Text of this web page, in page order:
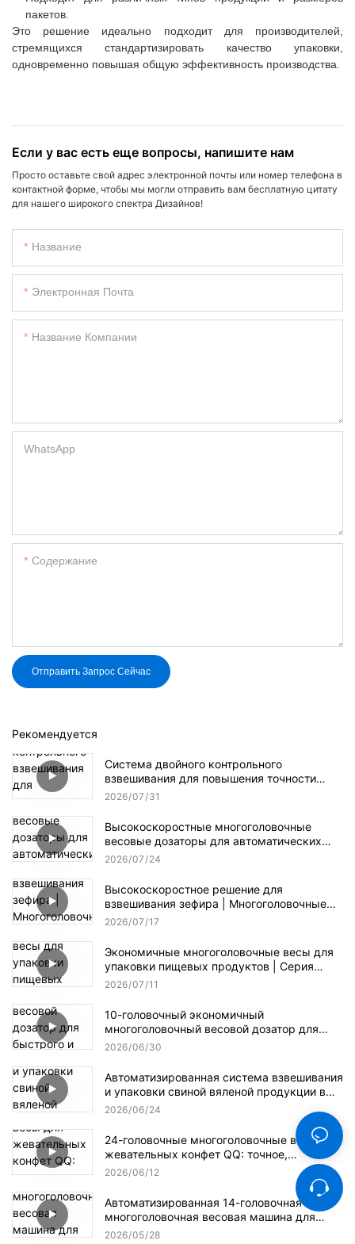
пакетов.
Это решение идеально подходит для производителей,
стремящихся стандартизировать качество упаковки,
одновременно повышая общую эффективность производства.
Если у вас есть еще вопросы, напишите нам
Просто оставьте свой адрес электронной почты или номер телефона в
контактной форме, чтобы мы могли отправить вам бесплатную цитату
для нашего широкого спектра Дизайнов!
Название
Электронная Почта
Название Компании
WhatsApp
Содержание
Отправить Запрос Сейчас
Рекомендуется
Система двойного контрольного
взвешивания для повышения точности
взвешивания
2026 07 31
Высокоскоростные многоголовочные
весовые дозаторы для автоматических
линий упаковки закусок.
2026 07 24
Высокоскоростное решение для
взвешивания зефира | Многоголовочные
весы для производства конфет
2026 07 17
Экономичные многоголовочные весы для
упаковки пищевых продуктов | Серия
Kenwei II
2026 07 11
10-головочный экономичный
многоголовочный весовой дозатор для
быстрого и точного взвешивания
2026 06 30
Автоматизированная система взвешивания
и упаковки свиной вяленой продукции в
мелкой и крупногабаритной упаковках.
2026 06 24
24-головочные многоголовочные весы для
жевательных конфет QQ: точное,
бережное и эффективное взвешивание.
2026 06 12
Автоматизированная 14-головочная
многоголовочная весовая машина для
упаковки семян подсолнечника.
2026 05 28